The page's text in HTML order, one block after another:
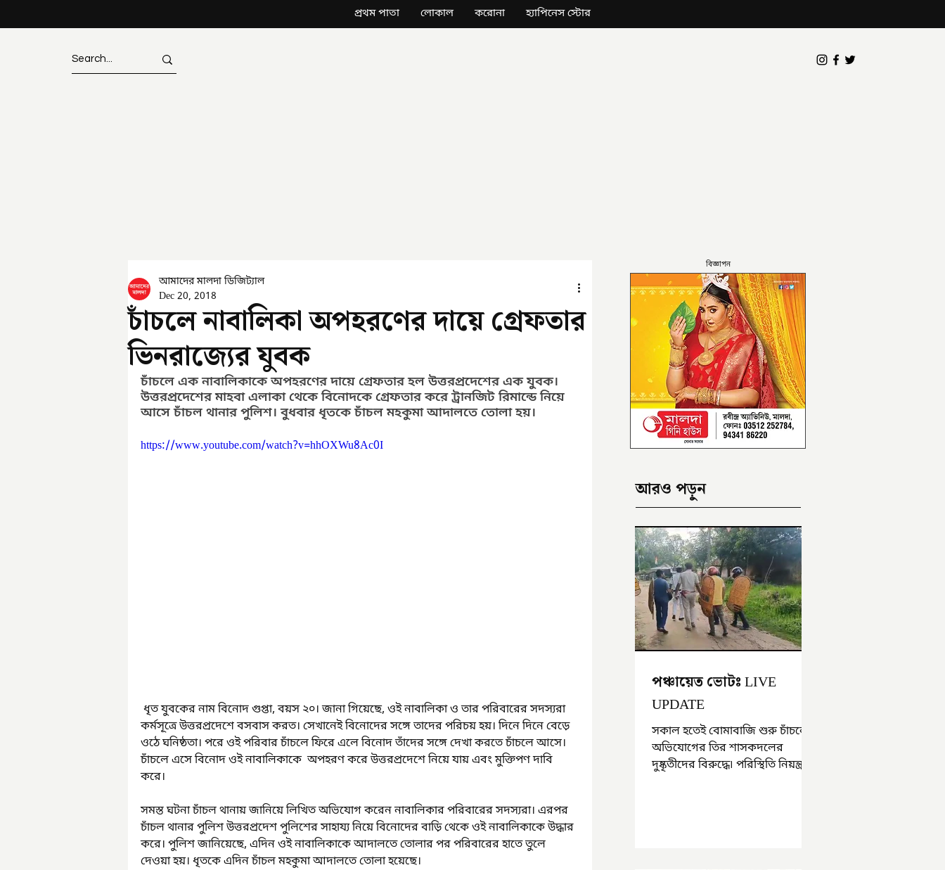
প্রথম পাতা লোকাল করোনা হ্যাপিনেস স্টোর
চাঁচলে নাবালিকা অপহরণের দায়ে গ্রেফতার
ভিনরাজ্যের যুবক
আমাদের মালদা ডিজিট্যাল
Dec 20, 2018
চাঁচলে এক নাবালিকাকে অপহরণের দায়ে গ্রেফতার হল উত্তরপ্রদেশের এক যুবক।
উত্তরপ্রদেশের মাহবা এলাকা থেকে বিনোদকে গ্রেফতার করে ট্রানজিট রিমান্ডে নিয়ে
আসে চাঁচল থানার পুলিশ। বুধবার ধৃতকে চাঁচল মহকুমা আদালতে তোলা হয়।
https://www.youtube.com/watch?v=hhOXWu8Ac0I
কর্মসূত্রে উত্তরপ্রদেশে বসবাস করত। সেখানেই বিনোদের সঙ্গে তাদের পরিচয় হয়। দিনে দিনে বেড়ে
ওঠে ঘনিষ্ঠতা। পরে ওই পরিবার চাঁচলে ফিরে এলে বিনোদ তাঁদের সঙ্গে দেখা করতে চাঁচলে আসে।
চাঁচলে এসে বিনোদ ওই নাবালিকাকে  অপহরণ করে উত্তরপ্রদেশে নিয়ে যায় এবং মুক্তিপণ দাবি
করে।
সমস্ত ঘটনা চাঁচল থানায় জানিয়ে লিখিত অভিযোগ করেন নাবালিকার পরিবারের সদস্যরা। এরপর
চাঁচল থানার পুলিশ উত্তরপ্রদেশ পুলিশের সাহায্য নিয়ে বিনোদের বাড়ি থেকে ওই নাবালিকাকে উদ্ধার
করে। পুলিশ জানিয়েছে, এদিন ওই নাবালিকাকে আদালতে তোলার পর পরিবারের হাতে তুলে
দেওয়া হয়। ধৃতকে এদিন চাঁচল মহকুমা আদালতে তোলা হয়েছে।
বিজ্ঞাপন
আরও পড়ুন
পঞ্চায়েত ভোটঃ LIVE
UPDATE
সকাল হতেই বোমাবাজি শুরু চাঁচলে৷
অভিযোগের তির শাসকদলের
দুষ্কৃতীদের বিরুদ্ধে৷ পরিস্থিতি নিয়ন্ত্রণে